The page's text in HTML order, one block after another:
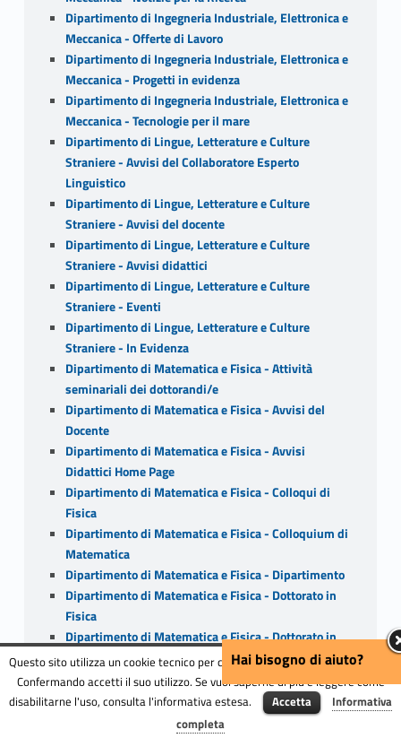
Dipartimento di Ingegneria Industriale, Elettronica e
Meccanica - Offerte di Lavoro
Dipartimento di Ingegneria Industriale, Elettronica e
Meccanica - Progetti in evidenza
Dipartimento di Ingegneria Industriale, Elettronica e
Meccanica - Tecnologie per il mare
Dipartimento di Lingue, Letterature e Culture
Straniere - Avvisi del Collaboratore Esperto
Linguistico
Dipartimento di Lingue, Letterature e Culture
Straniere - Avvisi del docente
Dipartimento di Lingue, Letterature e Culture
Straniere - Avvisi didattici
Dipartimento di Lingue, Letterature e Culture
Straniere - Eventi
Dipartimento di Lingue, Letterature e Culture
Straniere - In Evidenza
Dipartimento di Matematica e Fisica - Attività
seminariali dei dottorandi/e
Dipartimento di Matematica e Fisica - Avvisi del
Docente
Dipartimento di Matematica e Fisica - Avvisi
Didattici Home Page
Dipartimento di Matematica e Fisica - Colloqui di
Fisica
Dipartimento di Matematica e Fisica - Colloquium di
Matematica
Dipartimento di Matematica e Fisica - Dipartimento
Dipartimento di Matematica e Fisica - Dottorato in
Fisica
Dipartimento di Matematica e Fisica - Dottorato in
Matematica
Dipartimento di Matematica e Fisica - Eventi
Dipartimento di Matematica e Fisica - I Tè di
Hai bisogno di aiuto?
Questo sito utilizza un cookie tecnico per consentire la corretta navigazione.
Confermando accetti il suo utilizzo. Se vuoi saperne di più e leggere come
disabilitarne l'uso, consulta l'informativa estesa.
Accetta
Informativa
completa